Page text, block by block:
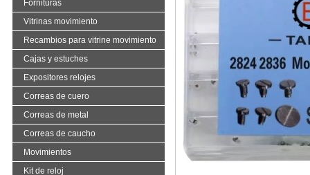
Fornituras
Vitrinas movimiento
Recambios para vitrine movimiento
Cajas y estuches
Expositores relojes
Correas de cuero
Correas de metal
Correas de caucho
Movimientos
Kit de reloj